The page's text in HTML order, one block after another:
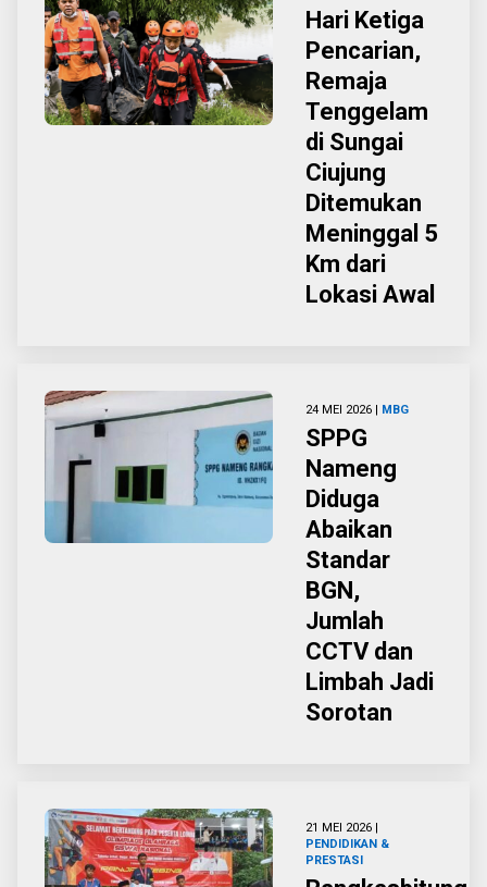
Hari Ketiga
Pencarian,
Remaja
Tenggelam
di Sungai
Ciujung
Ditemukan
Meninggal 5
Km dari
Lokasi Awal
24 MEI 2026 | MBG
SPPG
Nameng
Diduga
Abaikan
Standar
BGN,
Jumlah
CCTV dan
Limbah Jadi
Sorotan
21 MEI 2026 |
PENDIDIKAN &
PRESTASI